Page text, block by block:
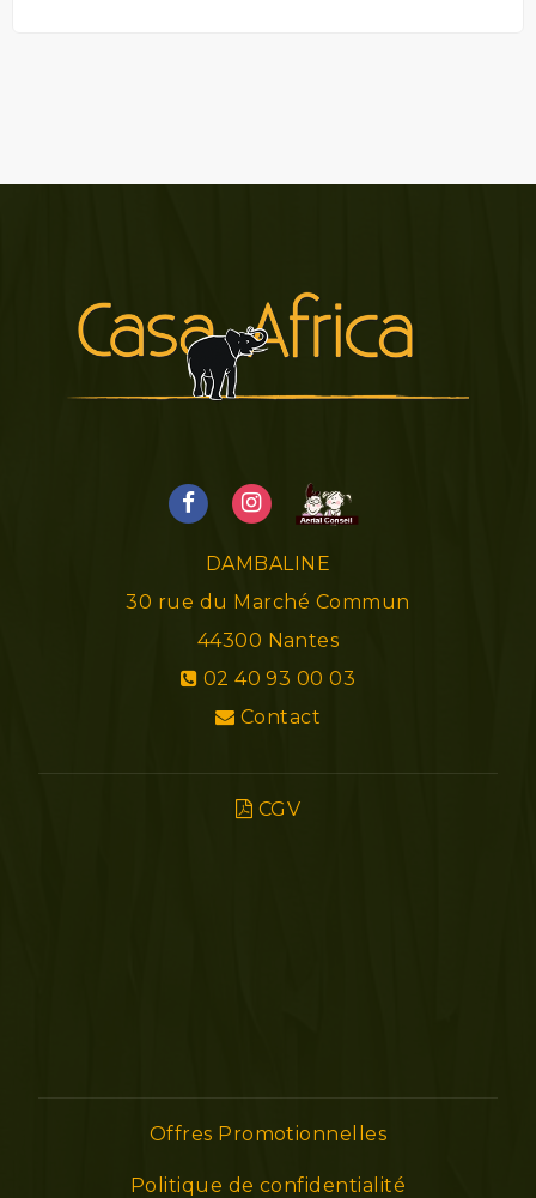
DAMBALINE
30 rue du Marché Commun
44300 Nantes
02 40 93 00 03
Contact
CGV
Offres Promotionnelles
Politique de confidentialité